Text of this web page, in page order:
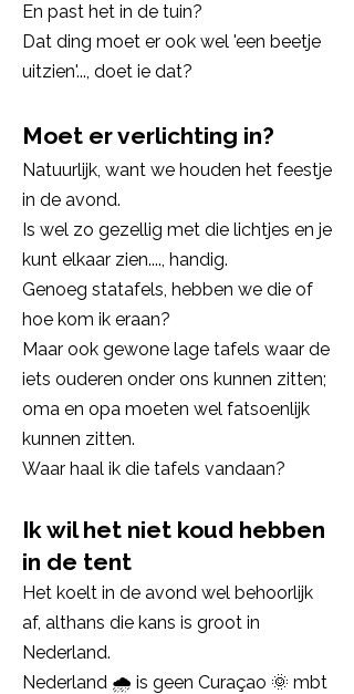
En past het in de tuin?
Dat ding moet er ook wel 'een beetje
uitzien'..., doet ie dat?
Moet er verlichting in?
Natuurlijk, want we houden het feestje
in de avond.
Is wel zo gezellig met die lichtjes en je
kunt elkaar zien...., handig.
Genoeg statafels, hebben we die of
hoe kom ik eraan?
Maar ook gewone lage tafels waar de
iets ouderen onder ons kunnen zitten;
oma en opa moeten wel fatsoenlijk
kunnen zitten.
Waar haal ik die tafels vandaan?
Ik wil het niet koud hebben
in de tent
Het koelt in de avond wel behoorlijk
af, althans die kans is groot in
Nederland.
Nederland 🌧️ is geen Curaçao 🌞 mbt